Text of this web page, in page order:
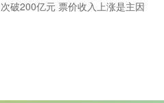
次破200亿元 票价收入上涨是主因